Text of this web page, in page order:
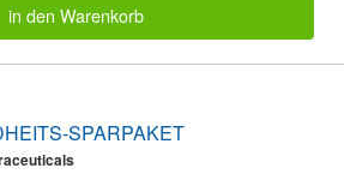
in den Warenkorb
SPARPAKET